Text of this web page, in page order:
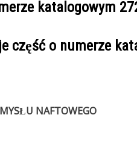
katalogowym
część o numerze
NAFTOWEGO